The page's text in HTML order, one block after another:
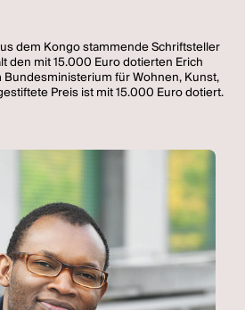
dem Kongo stammende Schriftsteller
den mit 15.000 Euro dotierten Erich
für Wohnen, Kunst,
Preis ist mit 15.000 Euro dotiert.